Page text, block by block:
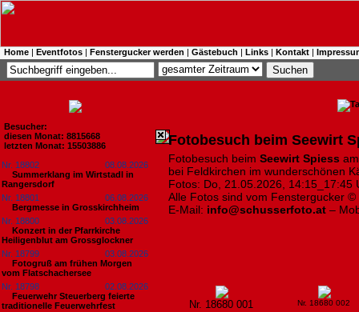
Home | Eventfotos | Fenstergucker werden | Gästebuch | Links | Kontakt |
Besucher:
diesen Monat: 8815668
letzten Monat: 15503886
Nr. 18802
08.08.2026
Summerklang im Wirtstadl in
Rangersdorf
Nr. 18801
06.08.2026
Bergmesse in Grosskirchheim
Nr. 18800
03.08.2026
Konzert in der Pfarrkirche
Heiligenblut am Grossglockner
Nr. 18799
03.08.2026
Fotogruß am frühen Morgen
vom Flatschachersee
Nr. 18798
02.08.2026
Feuerwehr Steuerberg feierte
traditionelle Feuerwehrfest
Fotobesuch beim Seewirt
Fotobesuch beim Seewirt Spiess
bei Feldkirchen im wunderschönen
Fotos: Do, 21.05.2026, 14:15_17:45
Alle Fotos sind vom Fenstergucker ©
E-Mail: info@schusserfoto.at –
Nr. 18680 001 Nr. 18680 002